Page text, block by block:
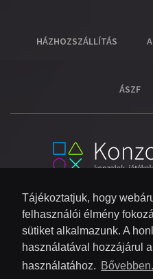
Tájékoztatjuk, hogy
felhasználói élmény
sütiket alkalmazunk. A
használatával hozzájárul
használatához.
HÁZHOZSZÁLLÍTÁS
ÁSZF
© 2026 COPYRIGHT KONZOL